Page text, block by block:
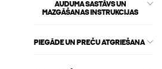
AUDUMA SASTĀVS UN
MAZGĀŠANAS INSTRUKCIJAS
PIEGĀDE UN PREČU ATGRIEŠANA